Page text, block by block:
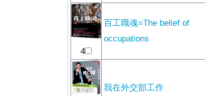
4
百工職魂=The belief of
occupations
我在外交部工作